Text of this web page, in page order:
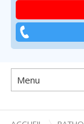
Passer
au